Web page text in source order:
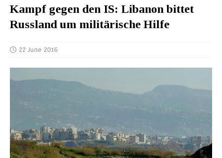
Kampf gegen den IS: Libanon bittet
Russland um militärische Hilfe
22 June 2016